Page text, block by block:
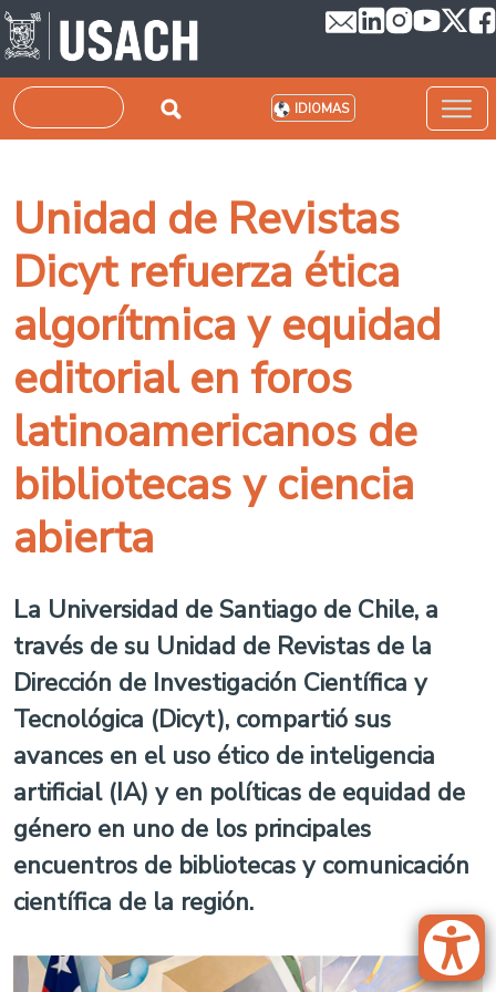
Pasar al contenido principal
Buscar IDIOMAS
Unidad de Revistas
Dicyt refuerza ética
algorítmica y equidad
editorial en foros
latinoamericanos de
bibliotecas y ciencia
abierta
La Universidad de Santiago de Chile, a
través de su Unidad de Revistas de la
Dirección de Investigación Científica y
Tecnológica (Dicyt), compartió sus
avances en el uso ético de inteligencia
artificial (IA) y en políticas de equidad de
género en uno de los principales
encuentros de bibliotecas y comunicación
científica de la región.